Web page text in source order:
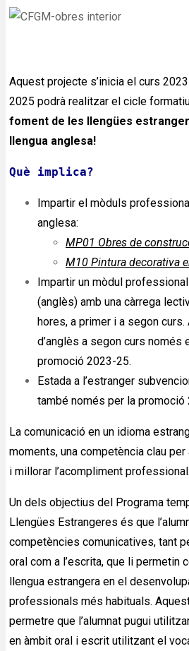
Aquest projecte s’inicia el curs
2025 podrà realitzar el cicle
foment de les llengües
llengua anglesa!
Què implica?
Impartir el mòduls
anglesa:
MP01 Obres de
M10 Pintura decorativa
Impartir un mòdul
(anglès) amb una càrrega
hores, a primer i a segon
d’anglès a segon curs només
promoció 2023-25.
Estada a l’estranger
també només per la promoció
La comunicació en un idioma
moments, una competència clau per
i millorar l’acompliment professional.
Un dels objectius del Programa
Llengües Estrangeres és que
competències comunicatives, tant
oral com a l’escrita, que li permetin
llengua estrangera en el
professionals més habituals.
permetre que l’alumnat pugui
en àmbit oral i escrit utilitzant el